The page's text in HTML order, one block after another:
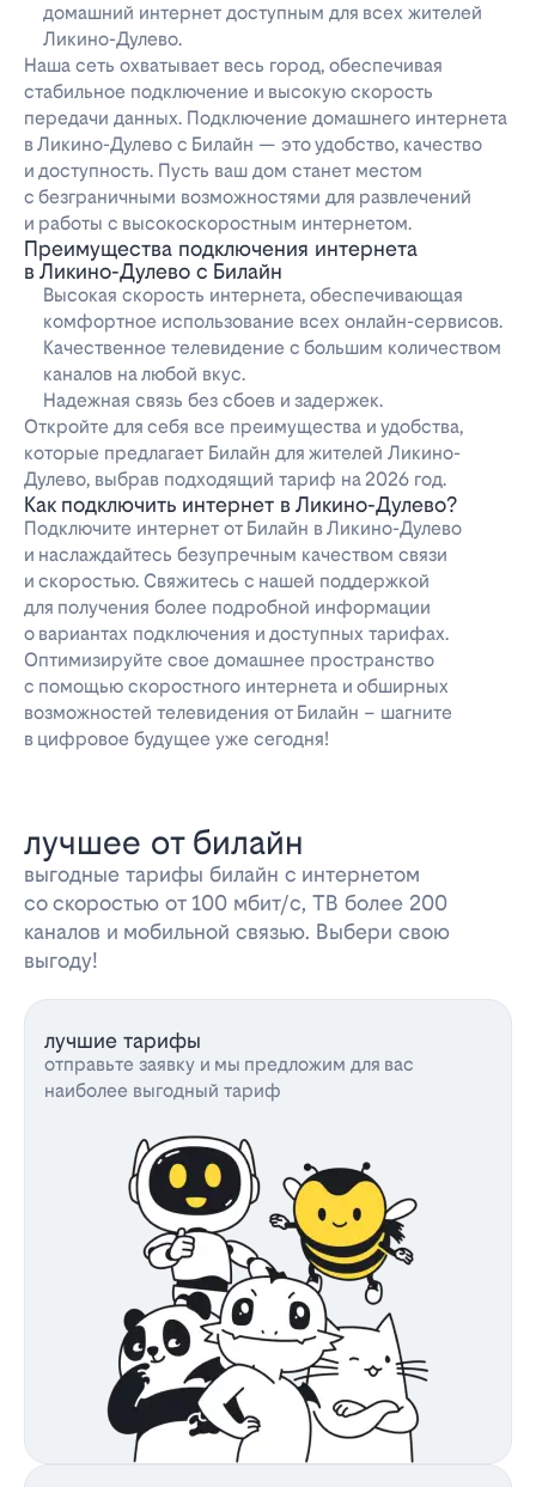
домашний интернет доступным для всех жителей
Ликино-Дулево.
Наша сеть охватывает весь город, обеспечивая
стабильное подключение и высокую скорость
передачи данных. Подключение домашнего интернета
в Ликино-Дулево с Билайн — это удобство, качество
и доступность. Пусть ваш дом станет местом
с безграничными возможностями для развлечений
и работы с высокоскоростным интернетом.
Преимущества подключения интернета
в Ликино-Дулево с Билайн
Высокая скорость интернета, обеспечивающая
комфортное использование всех онлайн-сервисов.
Качественное телевидение с большим количеством
каналов на любой вкус.
Надежная связь без сбоев и задержек.
Откройте для себя все преимущества и удобства,
которые предлагает Билайн для жителей Ликино-
Дулево, выбрав подходящий тариф на 2026 год.
Как подключить интернет в Ликино-Дулево?
Подключите интернет от Билайн в Ликино-Дулево
и наслаждайтесь безупречным качеством связи
и скоростью. Свяжитесь с нашей поддержкой
для получения более подробной информации
о вариантах подключения и доступных тарифах.
Оптимизируйте свое домашнее пространство
с помощью скоростного интернета и обширных
возможностей телевидения от Билайн – шагните
в цифровое будущее уже сегодня!
лучшее от билайн
выгодные тарифы билайн с интернетом
со скоростью от 100 мбит/с, ТВ более 200
каналов и мобильной связью. Выбери свою
выгоду!
лучшие тарифы
отправьте заявку и мы предложим для вас
наиболее выгодный тариф